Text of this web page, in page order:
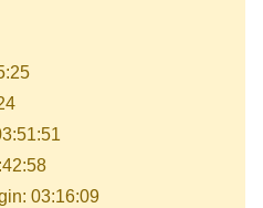
03:16:09